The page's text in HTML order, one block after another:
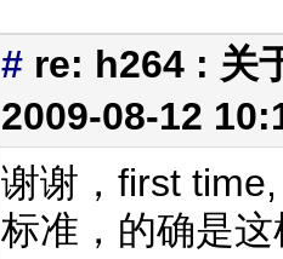
# re: h264 : 关
2009-08-12
谢谢，first
标准，的确是